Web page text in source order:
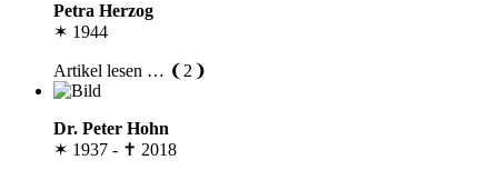
Petra Herzog
✶ 1944
Artikel lesen … ❨2❩
Dr. Peter Hohn
✶ 1937 - ✝ 2018